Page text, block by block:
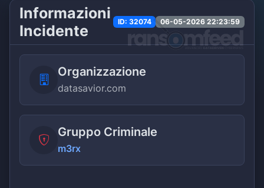
Informazioni
Incidente
ID: 32074 06-05-2026 22:23:59
Organizzazione
datasavior.com
Gruppo Criminale
m3rx